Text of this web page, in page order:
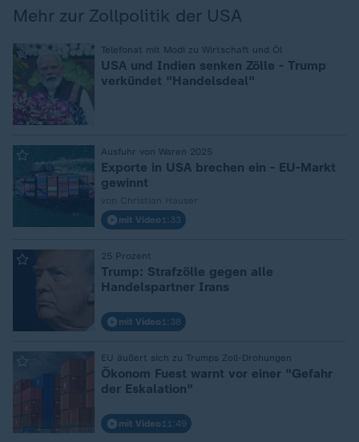
Mehr zur Zollpolitik der USA
Telefonat mit Modi zu Wirtschaft und Öl
:
USA und Indien senken Zölle - Trump
verkündet "Handelsdeal"
Ausfuhr von Waren 2025
Exporte in USA brechen ein - EU-Markt
gewinnt
mit Video 1:33
25 Prozent
Trump: Strafzölle gegen alle
Handelspartner Irans
mit Video 1:38
EU äußert sich zu Trumps Zoll-Drohungen
Ökonom Fuest warnt vor einer "Gefahr
der Eskalation"
mit Video 11:49